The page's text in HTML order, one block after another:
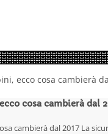
cosa cambierà dal
cambierà dal 2017 La